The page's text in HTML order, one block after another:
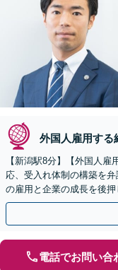
外国人雇用する
【新潟駅8分】【外国人
応、受入れ体制の構築を
の雇用と企業の成長を後
談まで。お気軽にご相談
電話でお問い合